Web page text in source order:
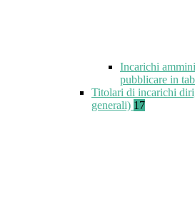
Incarichi
pubblicare in
Titolari di incarichi
generali) 17